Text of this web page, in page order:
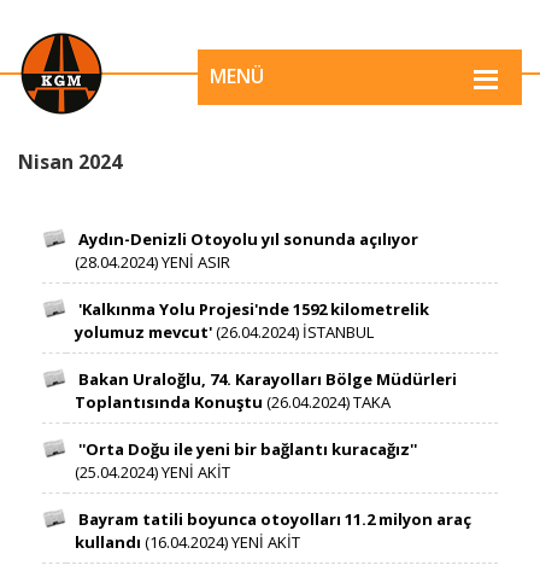
MENÜ
​​​​​​​​​​​​​​​​​​​​​​​​​​​​​​​​​​​Nisan 2024​
Aydın-Denizli Otoyolu yıl sonunda açılıyor​ ​​​
(28.04.2024​​) YENİ ASIR​​ ​​ ​​​​
'Kalkınma Yolu Projesi'nde 1592 kilometrelik
yolumuz mevcut'​ ​​​(26.04.2024​​) İSTANBUL​ ​​ ​​​​
Bakan Uraloğlu, ​74. Karayolları Bölge Müdürleri
Toplantısında Konuştu​ ​​​ (26.04.2024​​) TAKA ​​ ​​​​
''Orta Doğu ile yeni bir bağlantı kuracağız'' ​​​
(25.04.2024​​) YENİ AKİT​ ​​ ​​​​
Bayram tatili boyunca otoyolları 11.2 milyon araç
kullandı ​​​ (16​.04.2024​​) YENİ AKİT​ ​​ ​​​​